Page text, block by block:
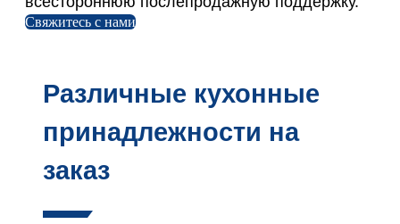
Свяжитесь с нами
Различные кухонные
принадлежности на
заказ